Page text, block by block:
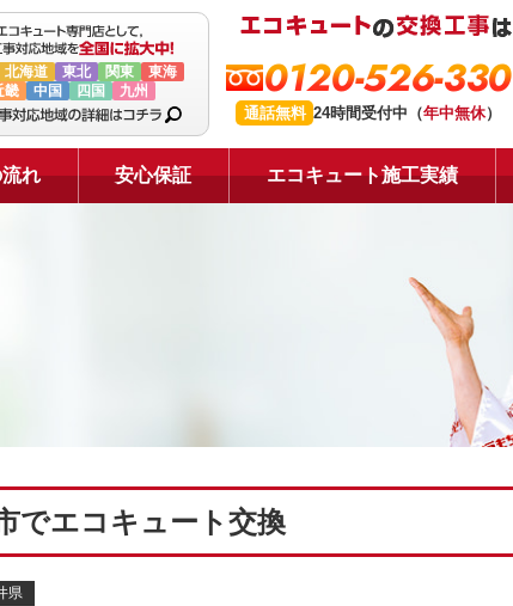
北海道 東北 関東
東海
畿
中国 四国 九州 0120-526-330
通話無料 24時間受付中（年中無休）
れ 安心保証 エコキュート施工実績
でエコキュート交換
県